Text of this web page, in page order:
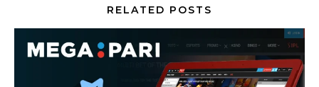
RELATED POSTS